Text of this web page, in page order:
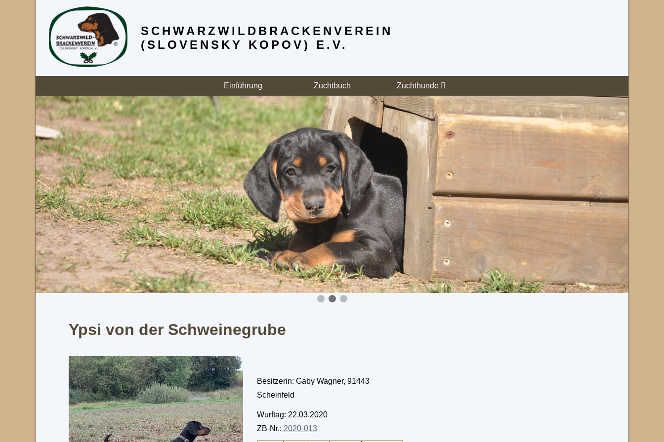
SCHWARZWILD­BRACKENVEREIN
(SLOVENSKY KOPOV) E.V.
Einführung Zuchtbuch Zuchthunde
Ypsi von der Schweinegrube
Besitzerin: Gaby Wagner, 91443
Scheinfeld
Wurftag: 22.03.2020
ZB-Nr.: 2020-013